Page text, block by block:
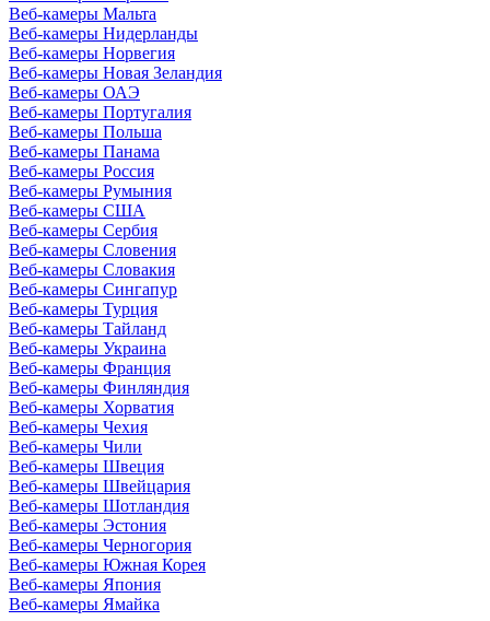
Веб-камеры Мальта
Веб-камеры Нидерланды
Веб-камеры Норвегия
Веб-камеры Новая Зеландия
Веб-камеры ОАЭ
Веб-камеры Португалия
Веб-камеры Польша
Веб-камеры Панама
Веб-камеры Россия
Веб-камеры Румыния
Веб-камеры США
Веб-камеры Сербия
Веб-камеры Словения
Веб-камеры Словакия
Веб-камеры Сингапур
Веб-камеры Турция
Веб-камеры Тайланд
Веб-камеры Украина
Веб-камеры Франция
Веб-камеры Финляндия
Веб-камеры Хорватия
Веб-камеры Чехия
Веб-камеры Чили
Веб-камеры Швеция
Веб-камеры Швейцария
Веб-камеры Шотландия
Веб-камеры Эстония
Веб-камеры Черногория
Веб-камеры Южная Корея
Веб-камеры Япония
Веб-камеры Ямайка